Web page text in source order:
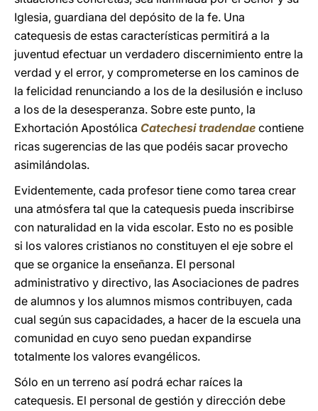
Iglesia, guardiana del depósito de la fe. Una
catequesis de estas características permitirá a la
juventud efectuar un verdadero discernimiento entre la
verdad y el error, y comprometerse en los caminos de
la felicidad renunciando a los de la desilusión e incluso
a los de la desesperanza. Sobre este punto, la
Exhortación Apostólica Catechesi tradendae contiene
ricas sugerencias de las que podéis sacar provecho
asimilándolas.
Evidentemente, cada profesor tiene como tarea crear
una atmósfera tal que la catequesis pueda inscribirse
con naturalidad en la vida escolar. Esto no es posible
si los valores cristianos no constituyen el eje sobre el
que se organice la enseñanza. El personal
administrativo y directivo, las Asociaciones de padres
de alumnos y los alumnos mismos contribuyen, cada
cual según sus capacidades, a hacer de la escuela una
comunidad en cuyo seno puedan expandirse
totalmente los valores evangélicos.
Sólo en un terreno así podrá echar raíces la
catequesis. El personal de gestión y dirección debe